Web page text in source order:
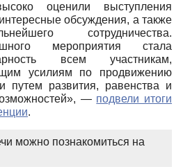
оценили выступления
обсуждения, а также
сотрудничества.
мероприятия стала
всем участникам,
усилиям по продвижению
путем развития, равенства и
― подвели итоги
.
можно познакомиться на